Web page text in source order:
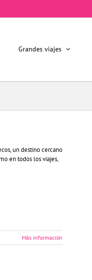
Grandes viajes
un destino cercano
en todos los viajes,
Más información